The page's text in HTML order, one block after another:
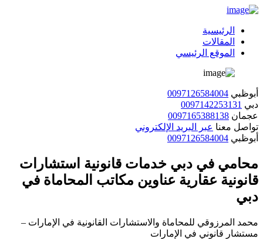
الرئيسية
المقالات
الموقع الرئيسي
أبوظبي 0097126584004
دبي 0097142253131
عجمان 0097165388138
تواصل معنا عبر البريد الإلكتروني
أبوظبي 0097126584004
محامي في دبي خدمات قانونية استشارات
قانونية عقارية عناوين مكاتب المحاماة في
دبي
محمد المرزوقي للمحاماة والاستشارات القانونية في الإمارات –
مستشار قانوني في الإمارات